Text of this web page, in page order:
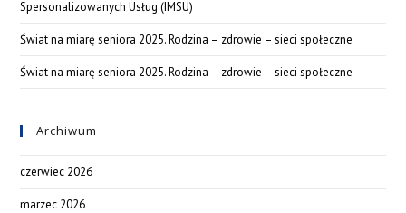
Spersonalizowanych Usług (IMSU)
Świat na miarę seniora 2025. Rodzina – zdrowie – sieci społeczne
Świat na miarę seniora 2025. Rodzina – zdrowie – sieci społeczne
Archiwum
czerwiec 2026
marzec 2026